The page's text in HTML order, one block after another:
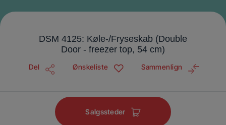
DSM 4125: Køle-/Fryseskab (Double
Door - freezer top, 54 cm)
Del Ønskeliste Sammenlign
Salgssteder